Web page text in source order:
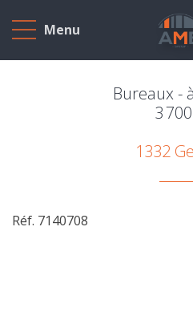
Menu
Accueil
A
neufs
Bureaux -
3
1332
Réf. 7140708